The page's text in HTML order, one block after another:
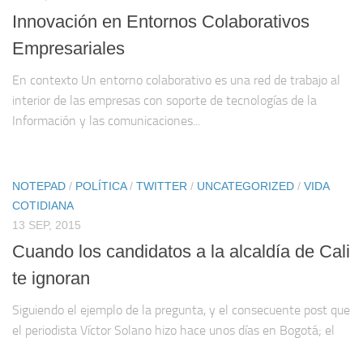
Innovación en Entornos Colaborativos
Empresariales
En contexto Un entorno colaborativo es una red de trabajo al
interior de las empresas con soporte de tecnologías de la
Información y las comunicaciones...
NOTEPAD / POLÍTICA/ TWITTER / UNCATEGORIZED / VIDA
COTIDIANA
13 SEP, 2015
Cuando los candidatos a la alcaldía de Cali
te ignoran
Siguiendo el ejemplo de la pregunta, y el consecuente post que
el periodista Víctor Solano hizo hace unos días en Bogotá; el